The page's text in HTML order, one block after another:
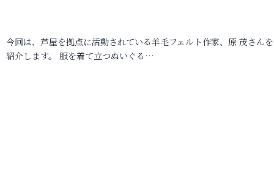
今回は、芦屋を拠点に活動されている羊毛フェルト作家、原 茂さん
紹介します。 服を着て立つぬいぐる…